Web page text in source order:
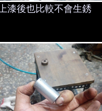
上漆後也比較不會生銹